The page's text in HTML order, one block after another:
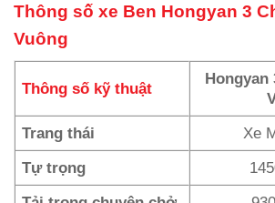
Thông số xe Ben Hongyan 3
Vuông
Thông số kỹ thuật
Hongyan
Trang thái
Xe
Tự trọng